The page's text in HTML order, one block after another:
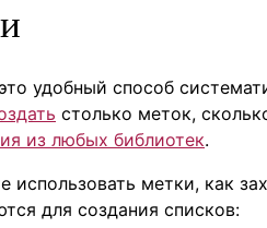
удобный способ
столько меток,
из любых библиотек.
использовать метки, как
для создания списков: